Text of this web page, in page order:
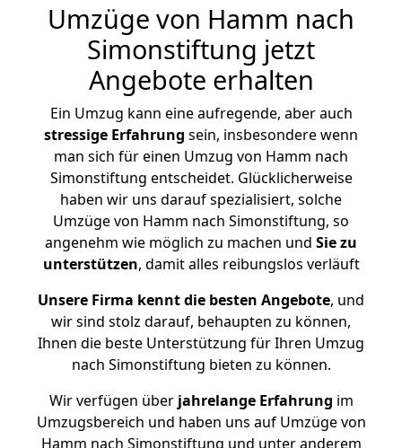
Umzüge von Hamm nach
Simonstiftung jetzt
Angebote erhalten
Ein Umzug kann eine aufregende, aber auch
stressige Erfahrung sein, insbesondere wenn
man sich für einen Umzug von Hamm nach
Simonstiftung entscheidet. Glücklicherweise
haben wir uns darauf spezialisiert, solche
Umzüge von Hamm nach Simonstiftung, so
angenehm wie möglich zu machen und Sie zu
unterstützen, damit alles reibungslos verläuft
Unsere Firma kennt die besten Angebote, und
wir sind stolz darauf, behaupten zu können,
Ihnen die beste Unterstützung für Ihren Umzug
nach Simonstiftung bieten zu können.
Wir verfügen überjahrelange Erfahrung im
Umzugsbereich und haben uns auf Umzüge von
Hamm nach Simonstiftung und unter anderem